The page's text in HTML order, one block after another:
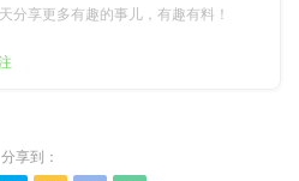
分享更多有趣的事儿，有趣有料！
分享到：